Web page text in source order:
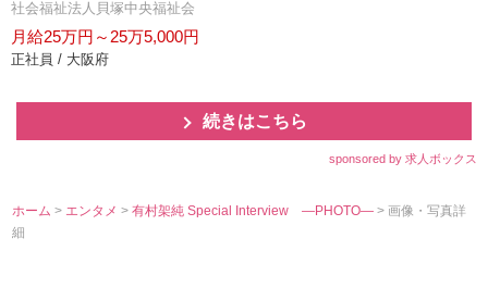
社会福祉法人貝塚中央福祉会
月給25万円～25万5,000円
正社員 / 大阪府
続きはこちら
sponsored by 求人ボックス
ホーム > エンタメ>有村架純 Special Interview ―PHOTO―> 画像・写真詳
細